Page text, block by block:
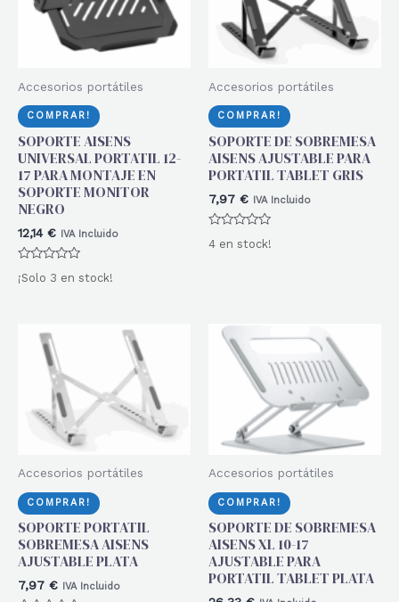
Accesorios portátiles
COMPRAR!
SOPORTE AISENS
UNIVERSAL PORTATIL 12-
17 PARA MONTAJE EN
SOPORTE MONITOR
NEGRO
12,14 € IVA Incluido
Valorado
con
¡Solo 3 en stock!
Accesorios portátiles
COMPRAR!
SOPORTE DE SOBREMESA
AISENS AJUSTABLE PARA
PORTATIL TABLET GRIS
7,97 € IVA Incluido
con
4 en stock!
Accesorios portátiles
COMPRAR!
SOPORTE PORTATIL
SOBREMESA AISENS
AJUSTABLE PLATA
7,97 € IVA Incluido
Accesorios portátiles
COMPRAR!
SOPORTE DE SOBREMESA
AISENS XL 10-17
AJUSTABLE PARA
PORTATIL TABLET PLATA